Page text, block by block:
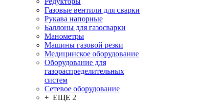
Газовые вентили для сварки
Рукава напорные
Баллоны для газосварки
Манометры
Машины газовой резки
Медицинское оборудование
Оборудование для
газораспределительных
систем
Сетевое оборудование
+ ЕЩЕ 2